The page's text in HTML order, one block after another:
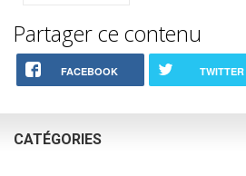
Partager ce contenu
FACEBOOK TWITTER
CATÉGORIES